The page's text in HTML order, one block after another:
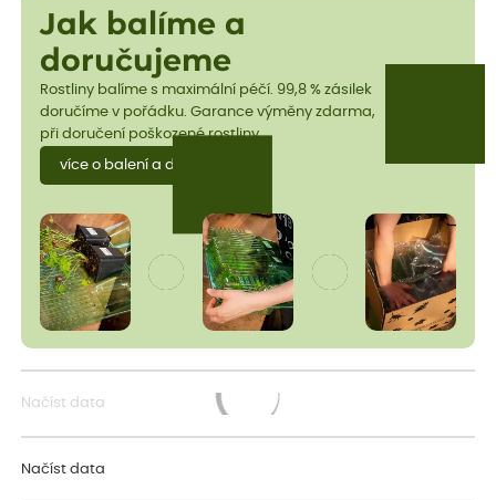
Jak balíme a
doručujeme
Rostliny balíme s maximální péčí. 99,8 % zásilek
doručíme v pořádku. Garance výměny zdarma,
při doručení poškozené rostliny.
více o balení a dopravě
Načíst data
Načíst data